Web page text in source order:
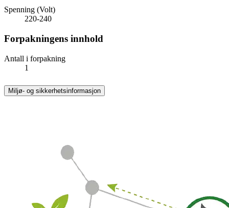
Spenning (Volt)
220-240
Forpakningens innhold
Antall i forpakning
1
Miljø- og sikkerhetsinformasjon